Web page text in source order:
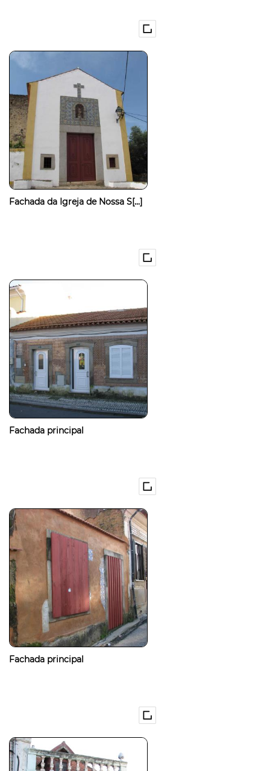
Fachada da Igreja de Nossa S[...]
Fachada principal
Fachada principal